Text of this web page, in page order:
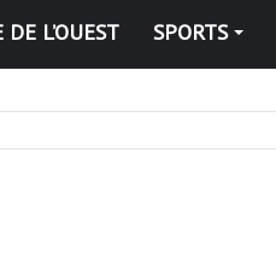
L’OUEST SPORTS
acteurs du changement